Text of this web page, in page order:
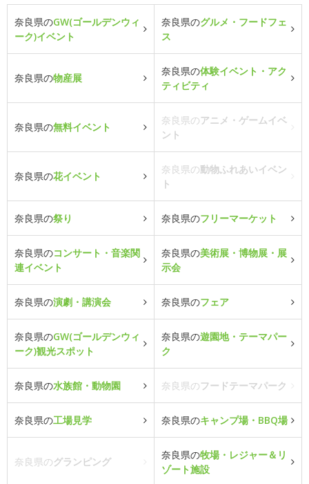
奈良県のGW(ゴールデンウィ
ーク)イベント
奈良県のグルメ・フードフェ
ス
奈良県の物産展
奈良県の体験イベント・アク
ティビティ
奈良県の無料イベント
奈良県のアニメ・ゲームイベ
ント
奈良県の花イベント
奈良県の動物ふれあいイベン
ト
奈良県の祭り 奈良県のフリーマーケット
奈良県のコンサート・音楽関
連イベント
奈良県の美術展・博物展・展
示会
奈良県の演劇・講演会 奈良県のフェア
奈良県のGW(ゴールデンウィ
ーク)観光スポット
奈良県の遊園地・テーマパー
ク
奈良県の水族館・動物園 奈良県のフードテーマパーク
奈良県の工場見学 奈良県のキャンプ場・BBQ場
奈良県のグランピング
奈良県の牧場・レジャー＆リ
ゾート施設